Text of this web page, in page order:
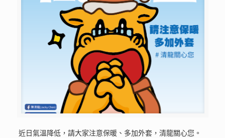
近日氣溫降低，請大家注意保暖、多加外套，清龍關心您。